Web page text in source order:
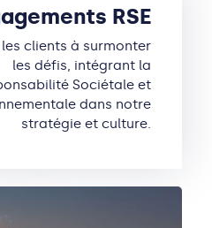
RSE
clients à surmonter
les défis, intégrant la
Sociétale et
dans notre
stratégie et culture.